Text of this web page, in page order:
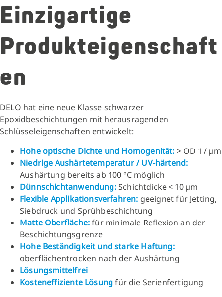
Einzigartige
Produkteigenschaft
en
DELO hat eine neue Klasse schwarzer
Epoxidbeschichtungen mit herausragenden
Schlüsseleigenschaften entwickelt:
Hohe optische Dichte und Homogenität: > OD 1 / µm
Niedrige Aushärtetemperatur / UV-härtend:
Aushärtung bereits ab 100 °C möglich
Dünnschichtanwendung:Schichtdicke < 10 µm
Flexible Applikationsverfahren: geeignet für Jetting,
Siebdruck und Sprühbeschichtung
Matte Oberfläche:für minimale Reflexion an der
Beschichtungsgrenze
Hohe Beständigkeit und starke Haftung:
oberflächentrocken nach der Aushärtung
Lösungsmittelfrei
Kosteneffiziente Lösungfür die Serienfertigung